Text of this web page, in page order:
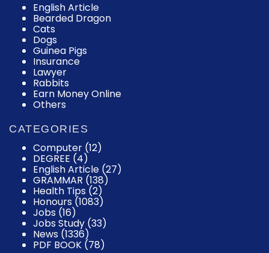
English Article
Bearded Dragon
Cats
Dogs
Guinea Pigs
Insurance
Lawyer
Rabbits
Earn Money Online
Others
CATEGORIES
Computer (12)
DEGREE (4)
English Article (27)
GRAMMAR (138)
Health Tips (2)
Honours (1083)
Jobs (16)
Jobs Study (33)
News (1336)
PDF BOOK (78)